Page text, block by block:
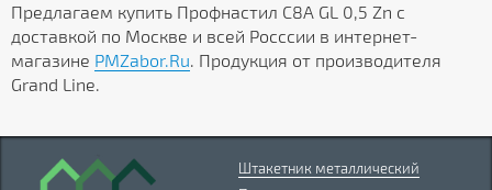
Предлагаем купить Профнастил С8А GL 0,5 Zn с
доставкой по Москве и всей Росссии в интернет-
магазине PMZabor.Ru. Продукция от производителя
Grand Line.
Штакетник металлический